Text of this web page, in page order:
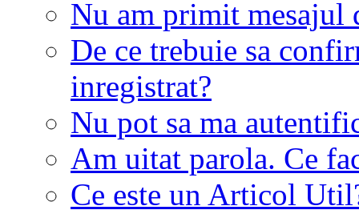
Nu am primit mesajul
De ce trebuie sa
inregistrat?
Nu pot sa ma
Am uitat parola. Ce
Ce este un Articol